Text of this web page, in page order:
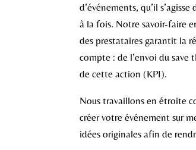
d’événements, qu’il
à la fois. Notre savoir-faire
des prestataires garantit la
compte : de l’envoi du save
de cette action (KPI).
Nous travaillons en étroite
créer votre événement sur
idées originales afin de